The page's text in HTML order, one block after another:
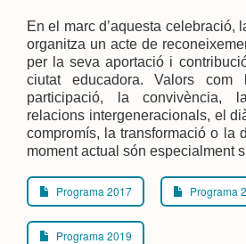
En el marc d’aquesta celebració,
organitza un acte de
per la seva aportació i
ciutat educadora. Valors com
participació, la convivència,
relacions intergeneracionals, el
compromís, la transformació o la
moment actual són especialment
Programa 2017 Programa
Programa 2019